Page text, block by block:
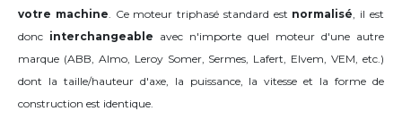
votre machine. Ce moteur triphasé standard est normalisé, il est
donc interchangeable avec n'importe quel moteur d'une autre
marque (ABB, Almo, Leroy Somer, Sermes, Lafert, Elvem, VEM, etc.)
dont la taille/hauteur d'axe, la puissance, la vitesse et la forme de
construction est identique.